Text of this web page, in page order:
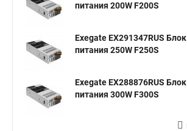
питания 200W F200S
Exegate EX291347RUS Блок
питания 250W F250S
Exegate EX288876RUS Блок
питания 300W F300S